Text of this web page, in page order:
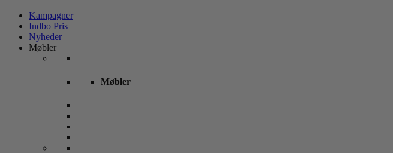
Kampagner
Indbo Pris
Nyheder
Møbler
Møbler